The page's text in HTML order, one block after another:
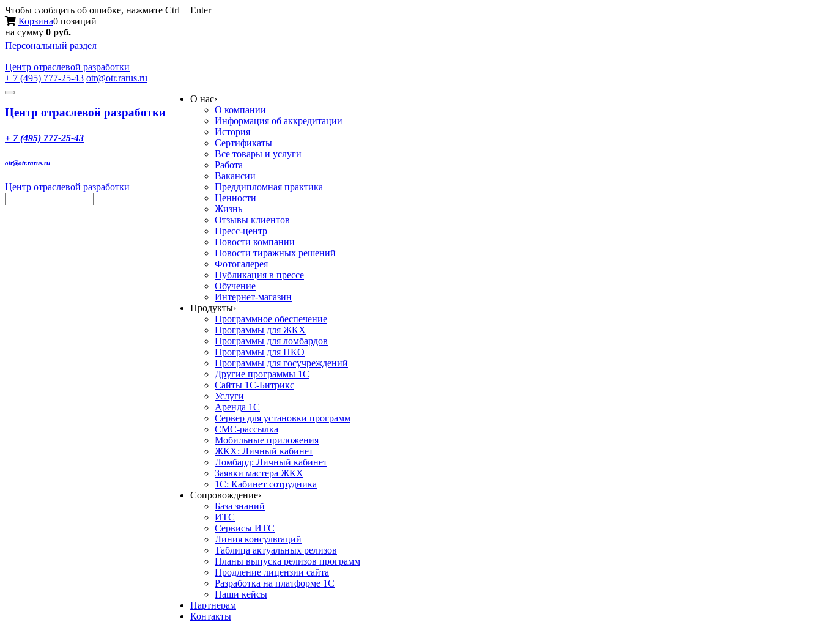
Чтобы сообщить об ошибке, нажмите Ctrl + Enter
Корзина0 позиций
на сумму 0 руб.
Персональный раздел
Центр отраслевой разработки
+ 7 (495) 777-25-43 otr@otr.rarus.ru
Toggle
Меню
Центр отраслевой разработки
+ 7 (495) 777-25-43
otr@otr.rarus.ru
Центр отраслевой разработки
О нас›
О компании
Информация об аккредитации
История
Сертификаты
Все товары и услуги
Работа
Вакансии
Преддипломная практика
Ценности
Жизнь
Отзывы клиентов
Пресс-центр
Новости компании
Новости тиражных решений
Фотогалерея
Публикация в прессе
Обучение
Интернет-магазин
Продукты›
Программное обеспечение
Программы для ЖКХ
Программы для ломбардов
Программы для НКО
Программы для госучреждений
Другие программы 1С
Сайты 1С-Битрикс
Услуги
Аренда 1С
Сервер для установки программ
СМС-рассылка
Мобильные приложения
ЖКХ: Личный кабинет
Ломбард: Личный кабинет
Заявки мастера ЖКХ
1С: Кабинет сотрудника
Сопровождение›
База знаний
ИТС
Сервисы ИТС
Линия консультаций
Таблица актуальных релизов
Планы выпуска релизов программ
Продление лицензии сайта
Разработка на платформе 1С
Наши кейсы
Партнерам
Контакты